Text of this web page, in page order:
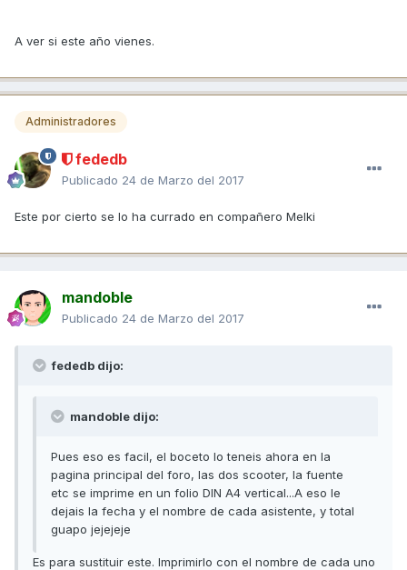
A ver si este año vienes.
Administradores
fededb
Publicado 24 de Marzo del 2017
Este por cierto se lo ha currado en compañero Melki
mandoble
Publicado 24 de Marzo del 2017
fededb dijo:
mandoble dijo:
Pues eso es facil, el boceto lo teneis ahora en la
pagina principal del foro, las dos scooter, la fuente
etc se imprime en un folio DIN A4 vertical...A eso le
dejais la fecha y el nombre de cada asistente, y total
guapo jejejeje
Es para sustituir este. Imprimirlo con el nombre de cada uno